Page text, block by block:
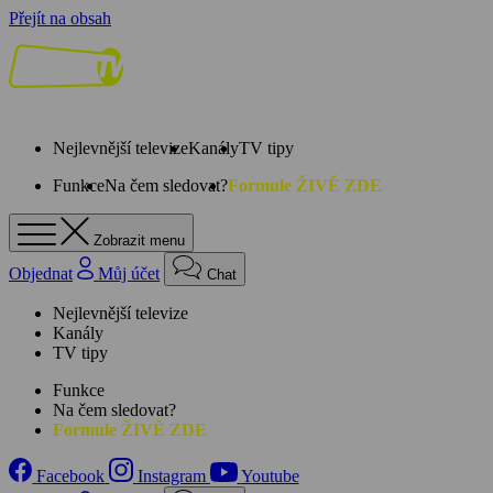
Přejít na obsah
Nejlevnější televizeKanályTV tipy
FunkceNa čem sledovat?Formule ŽIVĚ ZDE
Zobrazit menu
Objednat Můj účet Chat
Nejlevnější televize
Kanály
TV tipy
Funkce
Na čem sledovat?
Formule ŽIVĚ ZDE
Facebook Instagram
Youtube